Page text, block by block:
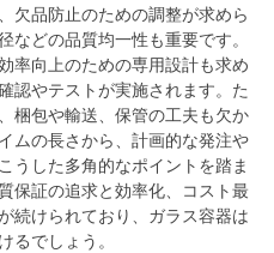
欠品防止のための調整が求めら
どの品質均一性も重要です。
率向上のための専用設計も求め
認やテストが実施されます。た
梱包や輸送、保管の工夫も欠か
ムの長さから、計画的な発注や
うした多角的なポイントを踏ま
保証の追求と効率化、コスト最
続けられており、ガラス容器は
るでしょう。